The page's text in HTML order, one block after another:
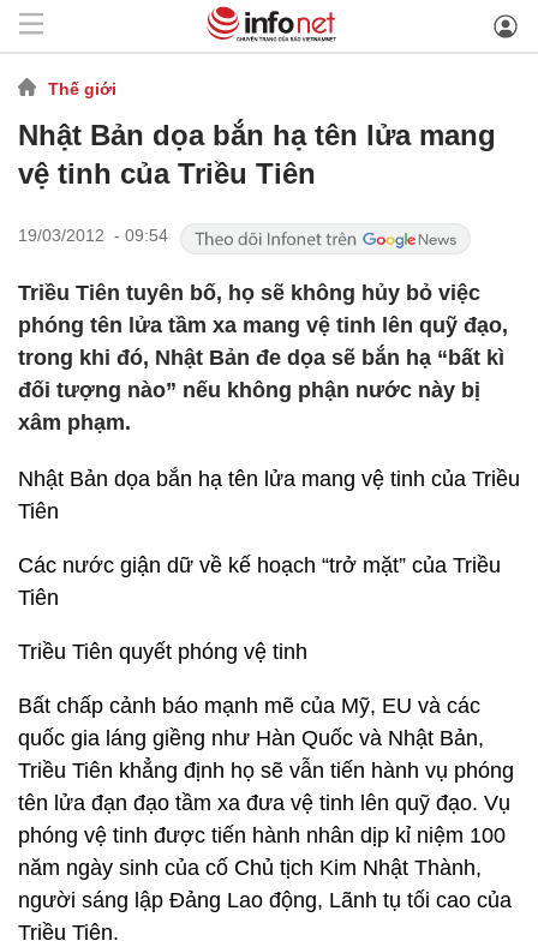
Thế giới
Nhật Bản dọa bắn hạ tên lửa mang
vệ tinh của Triều Tiên
19/03/2012 - 09:54
Triều Tiên tuyên bố, họ sẽ không hủy bỏ việc
phóng tên lửa tầm xa mang vệ tinh lên quỹ đạo,
trong khi đó, Nhật Bản đe dọa sẽ bắn hạ “bất kì
đối tượng nào” nếu không phận nước này bị
xâm phạm.
Nhật Bản dọa bắn hạ tên lửa mang vệ tinh của Triều
Tiên
Các nước giận dữ về kế hoạch “trở mặt” của Triều
Tiên
Triều Tiên quyết phóng vệ tinh
Bất chấp cảnh báo mạnh mẽ của Mỹ, EU và các
quốc gia láng giềng như Hàn Quốc và Nhật Bản,
Triều Tiên khẳng định họ sẽ vẫn tiến hành vụ phóng
tên lửa đạn đạo tầm xa đưa vệ tinh lên quỹ đạo. Vụ
phóng vệ tinh được tiến hành nhân dịp kỉ niệm 100
năm ngày sinh của cố Chủ tịch Kim Nhật Thành,
người sáng lập Đảng Lao động, Lãnh tụ tối cao của
Triều Tiên.